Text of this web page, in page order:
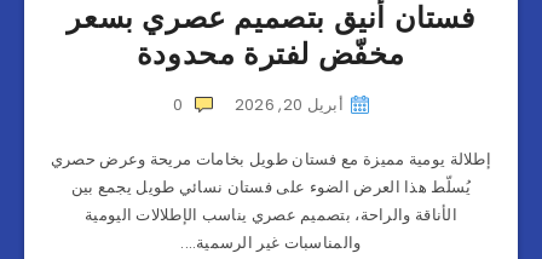
فستان أنيق بتصميم عصري بسعر
مخفّض لفترة محدودة
أبريل 20, 2026 0
إطلالة يومية مميزة مع فستان طويل بخامات مريحة وعرض حصري
يُسلّط هذا العرض الضوء على فستان نسائي طويل يجمع بين
الأناقة والراحة، بتصميم عصري يناسب الإطلالات اليومية
والمناسبات غير الرسمية….